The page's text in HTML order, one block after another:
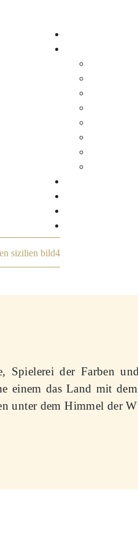
Spielerei der Farben
einem das Land mit
unter dem Himmel der